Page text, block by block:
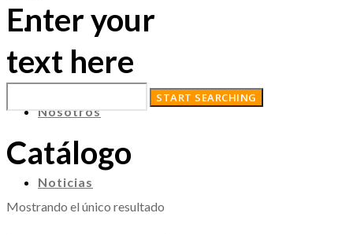
Nosotros
Noticias
Enter your
text here
Catálogo
Mostrando el único resultado